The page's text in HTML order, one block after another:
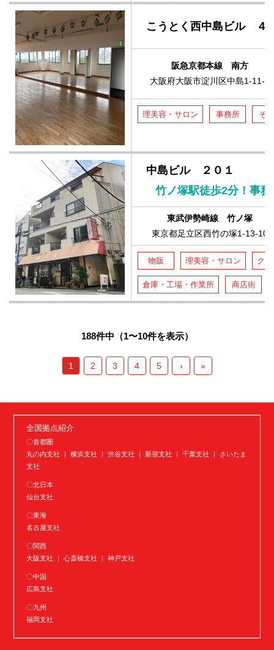
こうとく西中島ビル ４
阪急京都本線 南方
大阪府大阪市淀川区中島1-11-9
理美容・サロン 事務所 そ
中島ビル ２０１
竹ノ塚駅徒歩2分！事
東武伊勢崎線 竹ノ塚
東京都足立区西竹の塚1-13-10
物販 理美容・サロン ク
倉庫・工場・作業所 商店街
188件中（1〜10件を表示）
1 2 3 4 5 › »
全国拠点紹介
〇首都圏
丸の内支社 ｜ 横浜支社 ｜ 渋谷支社 ｜ 新宿支社 ｜ 千葉支社 ｜ さいたま
支社
〇北日本
仙台支社
〇東海
名古屋支社
〇関西
大阪支社 ｜ 心斎橋支社 ｜ 神戸支社
〇中国
広島支社
〇九州
福岡支社